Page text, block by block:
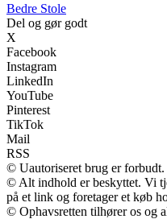
Bedre Stole
Del og gør godt
X
Facebook
Instagram
LinkedIn
YouTube
Pinterest
TikTok
Mail
RSS
© Uautoriseret brug er forbudt.
© Alt indhold er beskyttet. Vi
på et link og foretager et køb
© Ophavsretten tilhører os og